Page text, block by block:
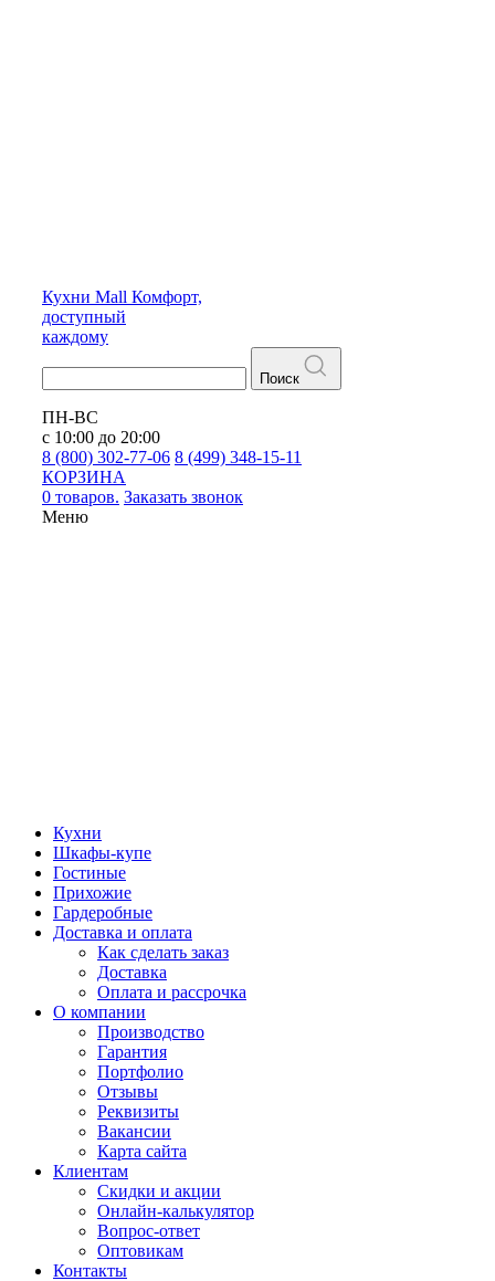
Кухни Mall Комфорт,
доступный
каждому
Поиск
ПН-ВС
с 10:00 до 20:00
8 (800) 302-77-06 8 (499) 348-15-11
КОРЗИНА
0 товаров. Заказать звонок
Меню
Кухни
Шкафы-купе
Гостиные
Прихожие
Гардеробные
Доставка и оплата
Как сделать заказ
Доставка
Оплата и рассрочка
О компании
Производство
Гарантия
Портфолио
Отзывы
Реквизиты
Вакансии
Карта сайта
Клиентам
Скидки и акции
Онлайн-калькулятор
Вопрос-ответ
Оптовикам
Контакты